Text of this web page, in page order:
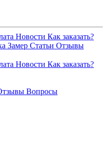
Новости Как заказать?
Замер Статьи Отзывы
Новости Как заказать?
Вопросы